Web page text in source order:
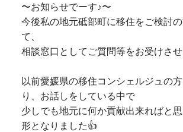
〜お知らせでーす♪〜
今後私の地元砥部町に移住をご検討
て、
相談窓口としてご質問等をお受けさ
以前愛媛県の移住コンシェルジュの
り、お話しをしている中で
少しでも地元に何か貢献出来ればと
形となりました👍